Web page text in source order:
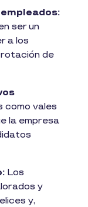
ser un
a los
de
como vales
la empresa
Los
y
y,